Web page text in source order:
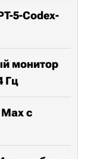
5-Codex-
монитор
Гц
с